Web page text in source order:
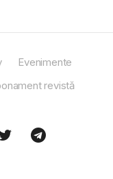
Evenimente
revistă